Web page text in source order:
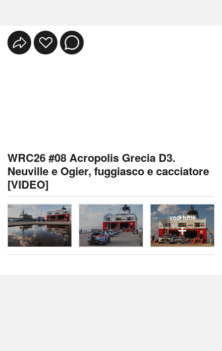
WRC26 #08 Acropolis Grecia D3.
Neuville e Ogier, fuggiasco e cacciatore
[VIDEO]
vedi tutte